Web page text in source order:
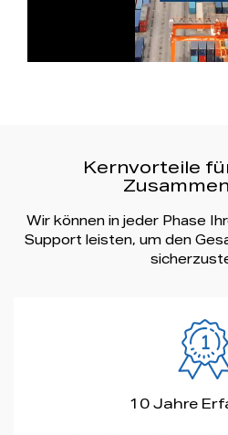
Kernvorteile
Wir können in jeder Phase
Support leisten, um den
10 Jahre